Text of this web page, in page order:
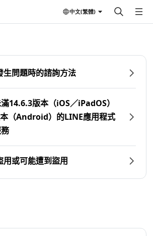
中文(繁體)
生問題時的諮詢方法
滿14.6.3版本（iOS／iPadOS）
（Android）的LINE應用程式
用或可能遭到盜用